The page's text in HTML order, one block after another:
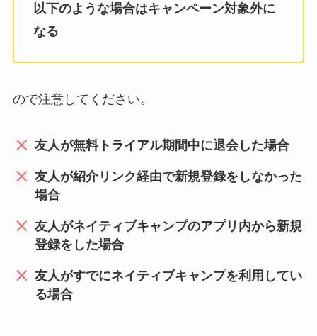
以下のような場合はキャンペーン対象外に
なる
ので注意してください。
友人が無料トライアル期間中に退会した場合
友人が紹介リンク経由で新規登録をしなかった
場合
友人がネイティブキャンプのアプリ内から新規
登録をした場合
友人がすでにネイティブキャンプを利用してい
る場合